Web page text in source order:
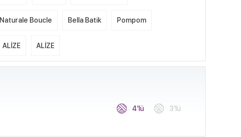
Naturale Boucle Bella Batik Pompom
ALİZE ALİZE
4'lü 3'lü